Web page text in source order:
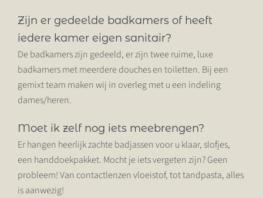
Zijn er gedeelde badkamers of heeft
iedere kamer eigen sanitair?
De badkamers zijn gedeeld, er zijn twee ruime, luxe
badkamers met meerdere douches en toiletten. Bij een
gemixt team maken wij in overleg met u een indeling
dames/heren.
Moet ik zelf nog iets meebrengen?
Er hangen heerlijk zachte badjassen voor u klaar, slofjes,
een handdoekpakket. Mocht je iets vergeten zijn? Geen
probleem! Van contactlenzen vloeistof, tot tandpasta, alles
is aanwezig!